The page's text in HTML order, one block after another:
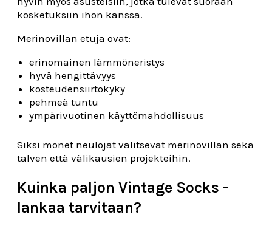
kosketuksiin ihon kanssa.
Merinovillan etuja ovat:
erinomainen lämmöneristys
hyvä hengittävyys
kosteudensiirtokyky
pehmeä tuntu
ympärivuotinen käyttömahdollisuus
Siksi monet neulojat valitsevat merinovillan sekä
talven että välikausien projekteihin.
Kuinka paljon Vintage Socks -
lankaa tarvitaan?